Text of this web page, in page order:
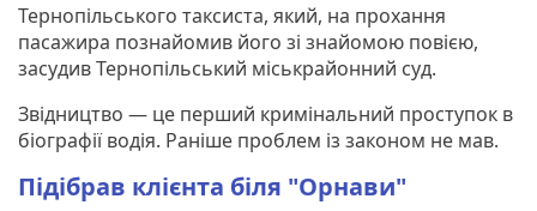
Тернопільського таксиста, який, на прохання
пасажира познайомив його зі знайомою повією,
засудив Тернопільський міськрайонний суд.
Звідництво — це перший кримінальний проступок в
біографії водія. Раніше проблем із законом не мав.
Підібрав клієнта біля "Орнави"